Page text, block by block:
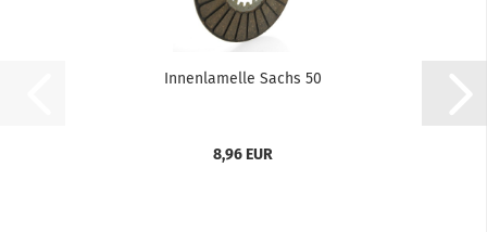
Innenlamelle Sachs 50
8,96 EUR